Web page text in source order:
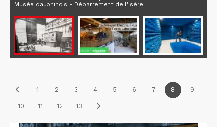
Musée dauphinois - Département de l'Isère
1 2 3 4 5 6 7 8 9
10 11 12 13